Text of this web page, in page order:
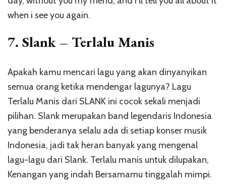
when i see you again.
7. Slank – Terlalu Manis
Apakah kamu mencari lagu yang akan dinyanyikan
semua orang ketika mendengar lagunya? Lagu
Terlalu Manis dari SLANK ini cocok sekali menjadi
pilihan. Slank merupakan band legendaris Indonesia
yang benderanya selalu ada di setiap konser musik
Indonesia, jadi tak heran banyak yang mengenal
lagu-lagu dari Slank. Terlalu manis untuk dilupakan,
Kenangan yang indah Bersamamu tinggalah mimpi.